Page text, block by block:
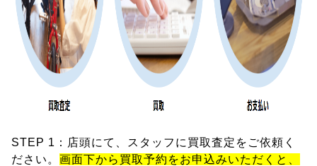
STEP 1：店頭にて、スタッフに買取査定をご依頼く
ださい。 画面下から買取予約をお申込みいただくと、